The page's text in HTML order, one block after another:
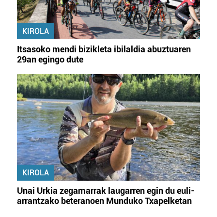
KIROLA
Itsasoko mendi bizikleta ibilaldia abuztuaren
29an egingo dute
KIROLA
Unai Urkia zegamarrak laugarren egin du euli-
arrantzako beteranoen Munduko Txapelketan